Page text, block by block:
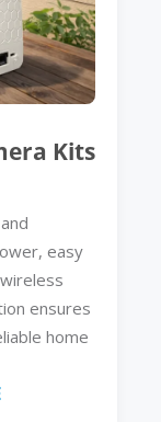
Kits
easy
ensures
home